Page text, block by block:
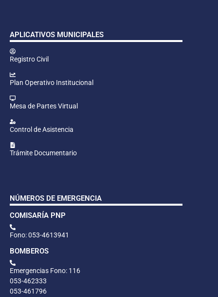
APLICATIVOS MUNICIPALES
Registro Civil
Plan Operativo Institucional
Mesa de Partes Virtual
Control de Asistencia
Trámite Documentario
NÚMEROS DE EMERGENCIA
COMISARÍA PNP
Fono: 053-4613941
BOMBEROS
Emergencias Fono: 116
053-462333
053-461796